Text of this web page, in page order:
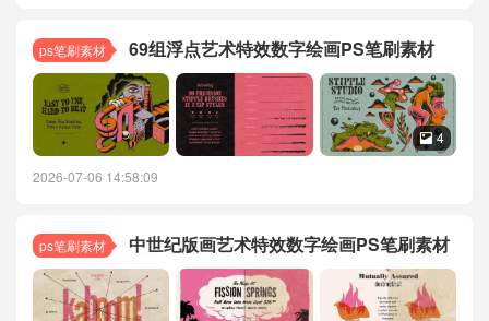
ps笔刷素材 69组浮点艺术特效数字绘画PS笔刷素材
 4
2026-07-06 14:58:09
ps笔刷素材 中世纪版画艺术特效数字绘画PS笔刷素材